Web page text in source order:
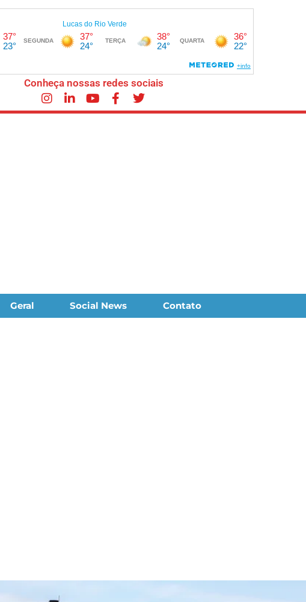
Conheça nossas redes sociais
Geral Social News Contato